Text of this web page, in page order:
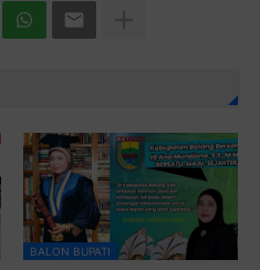
BALON BUPATI